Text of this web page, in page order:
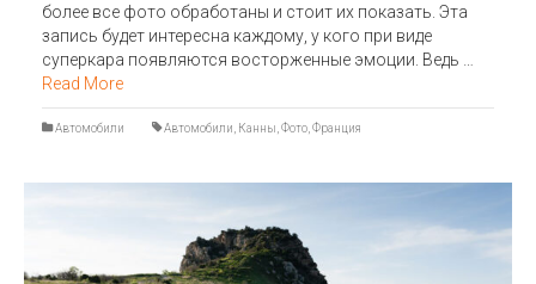
более все фото обработаны и стоит их показать. Эта
запись будет интересна каждому, у кого при виде
суперкара появляются восторженные эмоции. Ведь …
Read More
Автомобили Автомобили Канны Фото Франция